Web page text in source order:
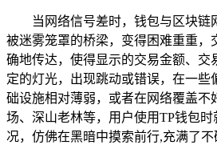
当网络信号差时，钱包与区块链
被迷雾笼罩的桥梁，变得困难重重，
确地传达，使得显示的交易金额、交
定的灯光，出现跳动或错误，在一些
础设施相对薄弱，或者在网络覆盖不
场、深山老林等，用户使用TP钱包
况，仿佛在黑暗中摸索前行,充满了不